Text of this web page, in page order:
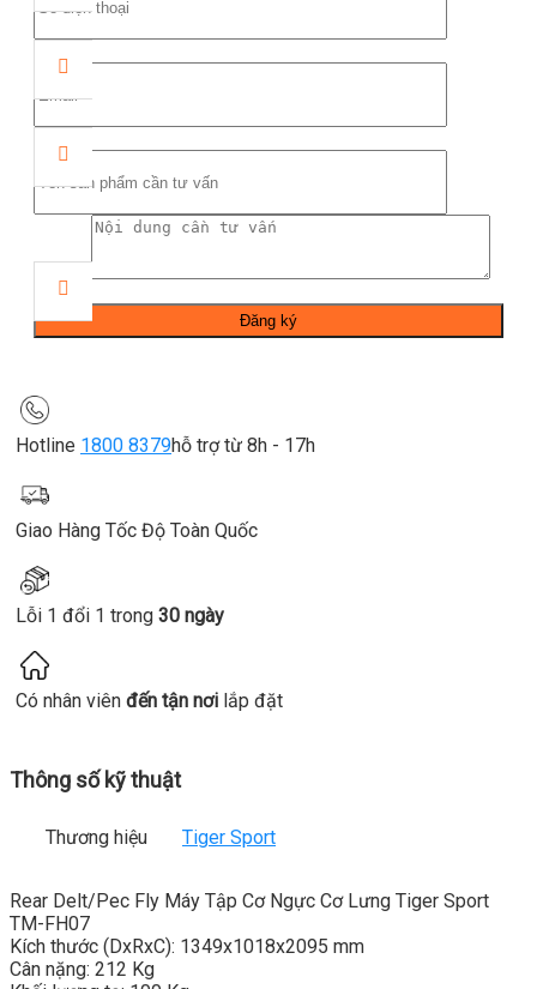
Hotline 1800 8379hỗ trợ từ 8h - 17h
Giao Hàng Tốc Độ Toàn Quốc
Lỗi 1 đổi 1 trong 30 ngày
Có nhân viên đến tận nơi lắp đặt
Thông số kỹ thuật
Thương hiệu Tiger Sport
Rear Delt/Pec Fly Máy Tập Cơ Ngực Cơ Lưng Tiger Sport
TM-FH07
Kích thước (DxRxC): 1349x1018x2095 mm
Cân nặng: 212 Kg